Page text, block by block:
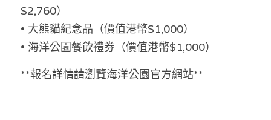
$2,760）
• 大熊貓紀念品（價值港幣$1,000）
• 海洋公園餐飲禮券（價值港幣$1,000）
**報名詳情請瀏覽海洋公園官方網站**